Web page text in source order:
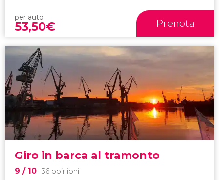
per auto
53,50€ Prenota
Giro in barca al tramonto
9 / 10 36 opinioni